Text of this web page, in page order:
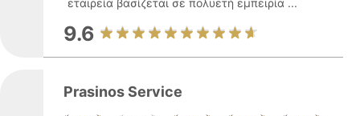
εταιρεία βασίζεται σε πολυετή εμπειρία ...
9.6
Prasinos Service